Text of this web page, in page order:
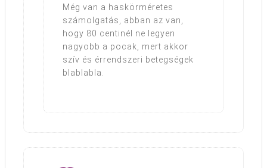
Még van a haskörméretes
számolgatás, abban az van,
hogy 80 centinél ne legyen
nagyobb a pocak, mert akkor
szív és érrendszeri betegségek
blablabla.